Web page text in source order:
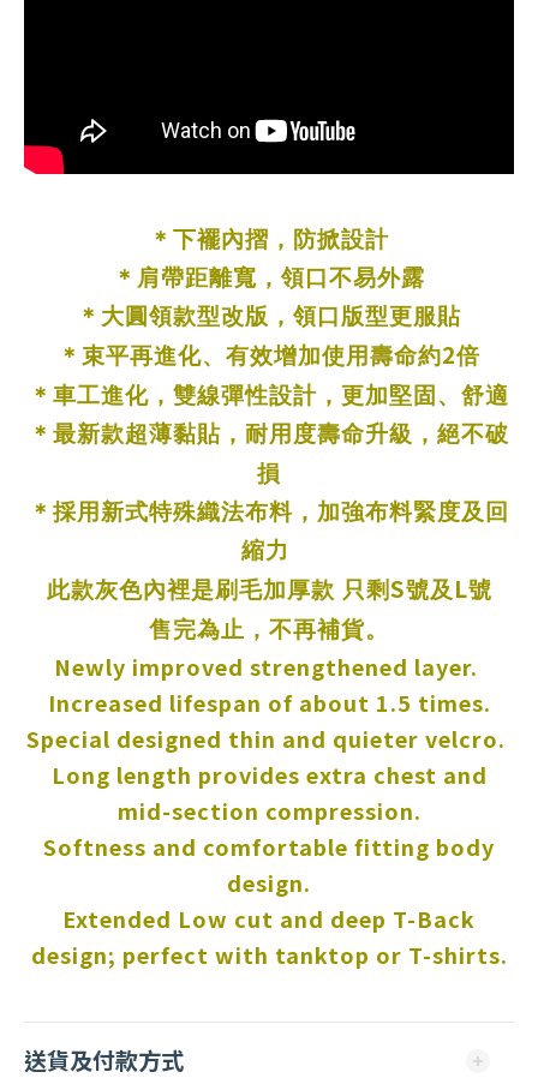
＊ 下襬內摺，防掀設計
＊ 肩帶距離寬，領口不易外露
＊ 大圓領款型改版，領口版型更服貼
＊ 束平再進化、有效增加使用壽命約2倍
＊ 車工進化，雙線彈性設計，更加堅固、舒適
＊ 最新款超薄黏貼，耐用度壽命升級，絕不破
損
＊ 採用新式特殊織法布料，加強布料緊度及回
縮力
此款灰色內裡是刷毛加厚款 只剩S號及 L號
售完為止，不再補貨。
Newly improved strengthened layer.
Increased lifespan of about 1.5 times.
Special designed thin and quieter velcro.
Long length provides extra chest and
mid-section compression.
Softness and comfortable fitting body
design.
Extended Low cut and deep T-Back
design; perfect with tanktop or T-shirts.
送貨及付款方式